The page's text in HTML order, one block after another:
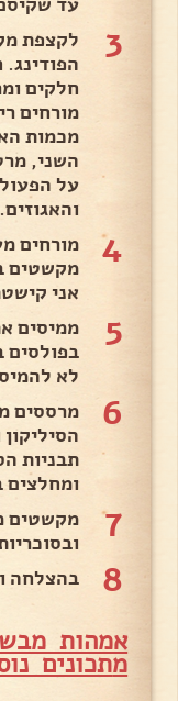
3
לקצפת
חלקים
מורחים
מכמות
השני,
על
4
מורחים
מקשטים
אני
5
ממיסים
בפולסים
לא
6
מרססים
תבניות
7
מקשטים
8 בהצלחה
אמהות
מתכונים